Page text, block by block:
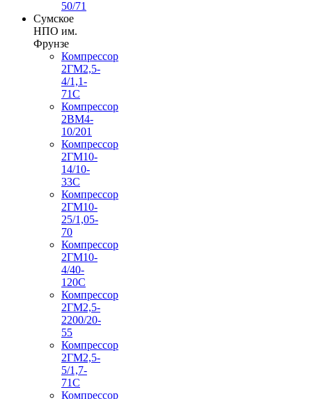
50/71
Сумское
НПО им.
Фрунзе
Компрессор
2ГМ2,5-
4/1,1-
71С
Компрессор
2ВМ4-
10/201
Компрессор
2ГМ10-
14/10-
33С
Компрессор
2ГМ10-
25/1,05-
70
Компрессор
2ГМ10-
4/40-
120С
Компрессор
2ГМ2,5-
2200/20-
55
Компрессор
2ГМ2,5-
5/1,7-
71С
Компрессор